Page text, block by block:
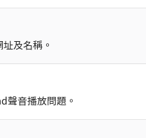
及名稱。
聲音播放問題。